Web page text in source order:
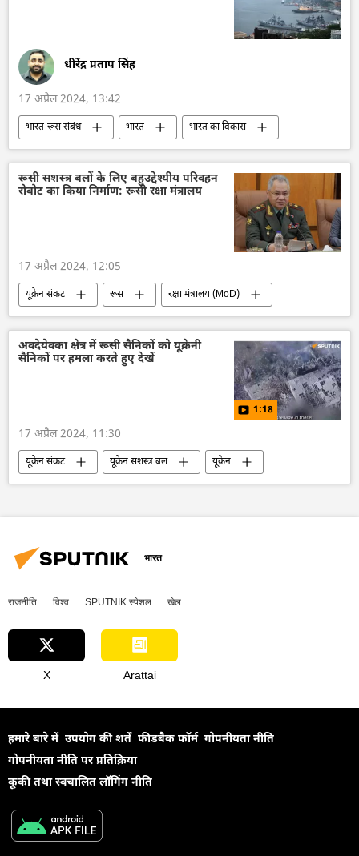
धीरेंद्र प्रताप सिंह
17 अप्रैल 2024, 13:42
भारत-रूस संबंध भारत
भारत का विकास
भारत सरकार
रूस
दिल्ली
मास्को
कोयला आयात
चीन
द्विपक्षीय व्यापार
रूसी सशस्त्र बलों के लिए बहुउद्देश्यीय परिवहन
रोबोट का किया निर्माण: रूसी रक्षा मंत्रालय
17 अप्रैल 2024, 12:05
यूक्रेन संकट रूस
रक्षा मंत्रालय (MoD)
विशेष सैन्य अभियान
रूसी सैन्य तकनीक
सैन्य तकनीक
तकनीकी विकास
रोबोट
सर्गेई शोइगू
अवदेयेवका क्षेत्र में रूसी सैनिकों को यूक्रेनी
सैनिकों पर हमला करते हुए देखें
1:18
17 अप्रैल 2024, 11:30
यूक्रेन संकट यूक्रेन सशस्त्र बल
यूक्रेन
रूसी सेना
रक्षा मंत्रालय (MoD)
रूस
भारत
राजनीति विश्व SPUTNIK स्पेशल खेल
X Arattai
हमारे बारे में उपयोग की शर्तें फीडबैक फॉर्म गोपनीयता नीति
गोपनीयता नीति पर प्रतिक्रिया
कूकी तथा स्वचालित लॉगिंग नीति